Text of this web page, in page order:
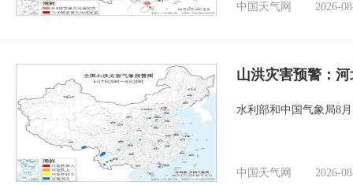
中国天气网 2026-
山洪灾害预警：
水利部和中国气象局8
中国天气网 2026-